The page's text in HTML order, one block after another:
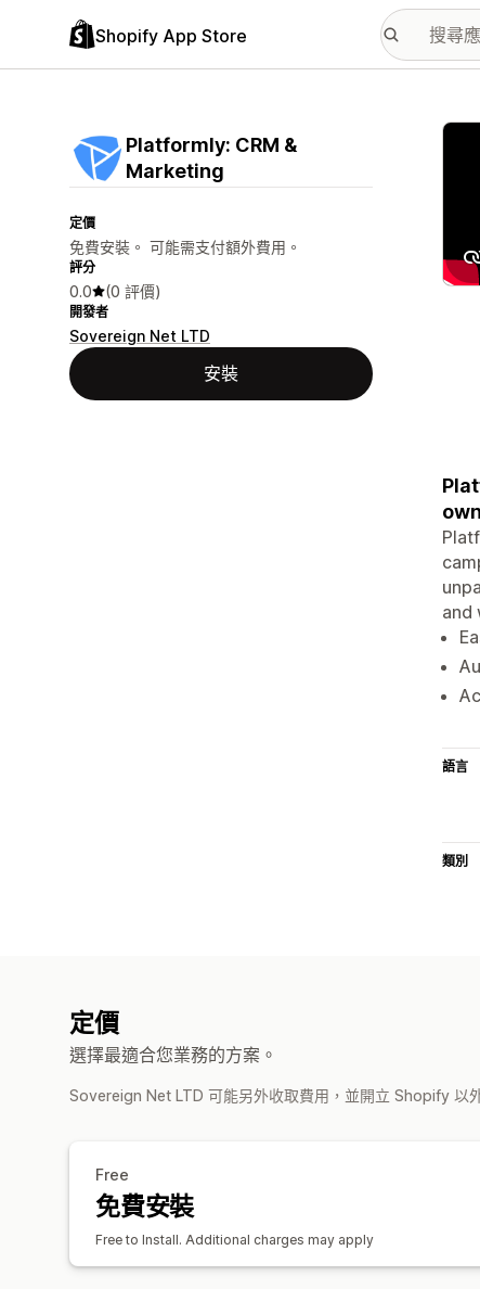
Shopify App Store
Platformly: CRM &
Marketing
定價
免費安裝。 可能需支付額外費用。
評分
0.0 (0 評價)
開發者
Sovereign Net LTD
安裝
主要
and
語言
類別
定價
選擇最適合您業務的方案。
Sovereign Net LTD 可能另外收取費用，並開立 Shopify 以
Free
免費安裝
Free to Install. Additional charges may apply